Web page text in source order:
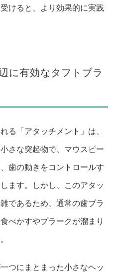
けると、より効果的に実践
に有効なタフトブラ
る「アタッチメント」は、
さな突起物で、マウスピー
歯の動きをコントロールす
ます。しかし、このアタッ
であるため、通常の歯ブラ
べかすやプラークが溜まり
つにまとまった小さなヘッ